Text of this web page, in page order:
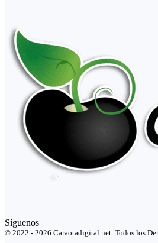
Síguenos
© 2022 - 2026 Caraotadigital.net. Todos los